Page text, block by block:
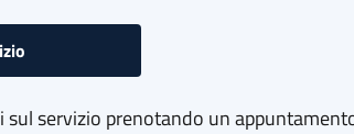
servizio prenotando un